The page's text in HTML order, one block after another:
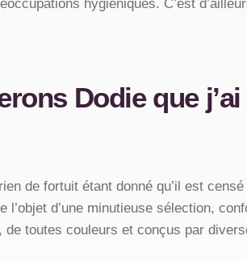
hygiéniques. C’est
Dodie que
de fortuit étant donné qu’il est
d’une minutieuse sélection,
toutes couleurs et conçus par